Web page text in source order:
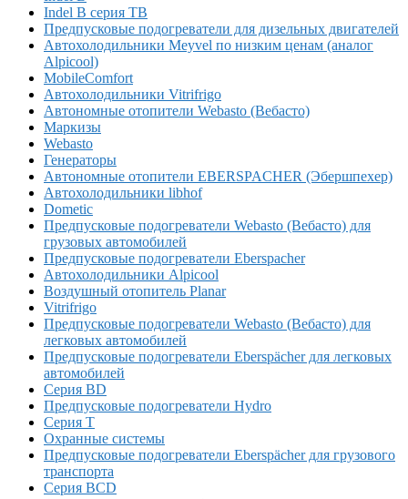
Indel B серия TB
Предпусковые подогреватели для дизельных двигателей
Автохолодильники Meyvel по низким ценам (аналог
Alpicool)
MobileComfort
Автохолодильники Vitrifrigo
Автономные отопители Webasto (Вебасто)
Маркизы
Webasto
Генераторы
Автономные отопители EBERSPACHER (Эбершпехер)
Автохолодильники libhof
Dometic
Предпусковые подогреватели Webasto (Вебасто) для
грузовых автомобилей
Предпусковые подогреватели Eberspacher
Автохолодильники Alpicool
Воздушный отопитель Planar
Vitrifrigo
Предпусковые подогреватели Webasto (Вебасто) для
легковых автомобилей
Предпусковые подогреватели Eberspächer для легковых
автомобилей
Серия BD
Предпусковые подогреватели Hydro
Серия T
Охранные системы
Предпусковые подогреватели Eberspächer для грузового
транспорта
Серия BCD